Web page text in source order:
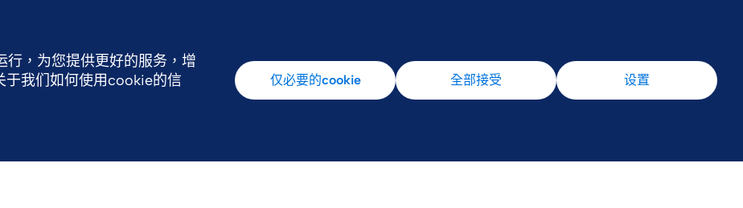
Ethics 最新消息
，为您提供更好的服务，增
于我们如何使用cookie的信
仅必要的cookie 全部接受 设置